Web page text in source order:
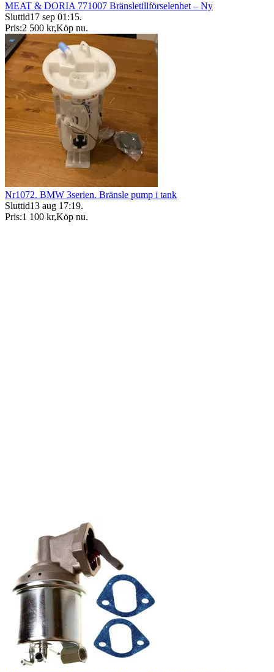
MEAT & DORIA 771007 Bränsletillförselenhet – Ny
Sluttid17 sep 01:15.
Pris:2 500 kr,Köp nu.
Nr1072. BMW 3serien. Bränsle pump i tank
Sluttid13 aug 17:19.
Pris:1 100 kr,Köp nu.